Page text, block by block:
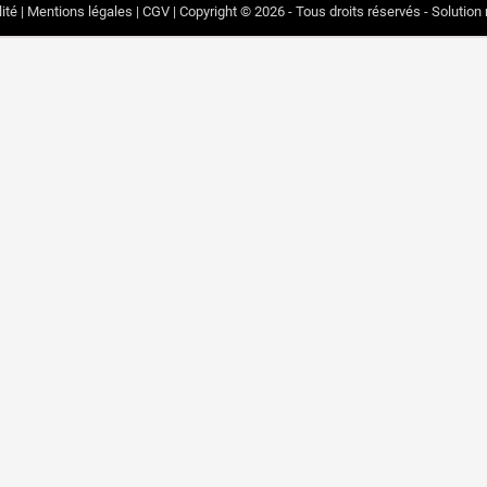
| Mentions légales | CGV| Copyright © 2026 - Tous droits réservés -